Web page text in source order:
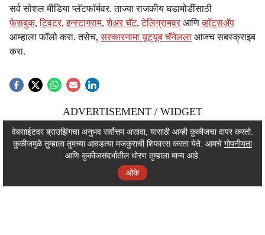
सर्व सोशल मीडिया प्लॅटफॉर्मवर. ताज्या राजकीय घडामोडींसाठी
फेसबुक,ट्विटर,इन्स्टाग्राम,शेअर चॅट,टेलिग्रामवर आणिव्हॉट्सॲप
आम्हाला फॉलो करा. तसेच,सरकारनामा यूट्यूब चॅनेलला आजच सबस्क्राइब
करा.
ADVERTISEMENT / WIDGET
ADVERTISEMENT / WIDGET
ADVERTISEMENT / WIDGET
वेबसाईटवर ब्राउझिंगचा अनुभव सर्वोत्तम असावा, यासाठी आम्ही कुकीजचा वापर करतो.
कुकीजमुळे तुम्हाला तुमच्या आवडत्या मजकुराची शिफारस करता येते. आमचे गोपनीयता
आणि कुकीजसंदर्भातील धोरण तुम्हाला मान्य आहे.
ओके